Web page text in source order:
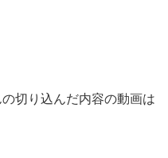
切り込んだ内容の動画は